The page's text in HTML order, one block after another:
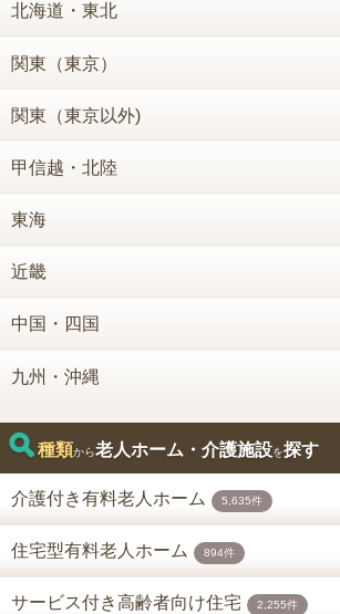
北海道・東北
関東（東京）
関東（東京以外)
甲信越・北陸
東海
近畿
中国・四国
九州・沖縄
種類から老人ホーム・介護施設を探す
介護付き有料老人ホーム 5,635件
住宅型有料老人ホーム 894件
サービス付き高齢者向け住宅 2,255件